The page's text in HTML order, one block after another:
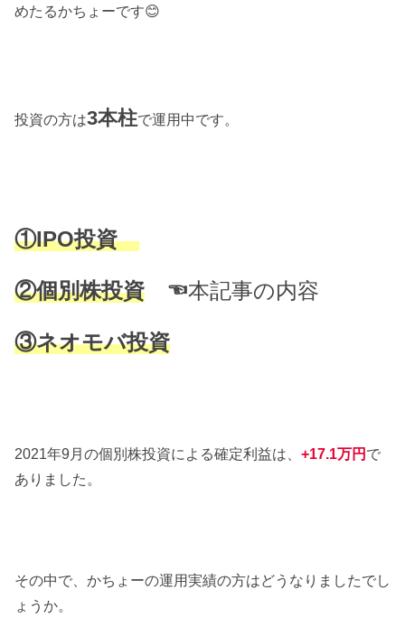
めたるかちょーです😊
投資の方は3本柱で運用中です。
①IPO投資
②個別株投資 ☜本記事の内容
③ネオモバ投資
2021年9月の個別株投資による確定利益は、 +17.1万円 で
ありました。
その中で、かちょーの運用実績の方はどうなりましたでし
ょうか。